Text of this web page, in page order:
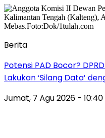
Berita
Potensi PAD Bocor?
Lakukan ‘Silang Data’
Jumat, 7 Agu 2026 - 10:40